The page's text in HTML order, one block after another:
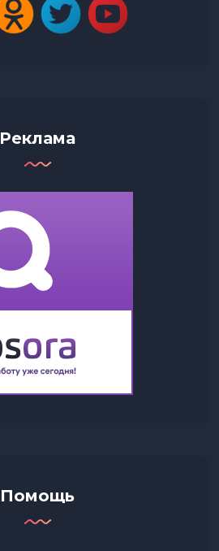
Реклама
Помощь